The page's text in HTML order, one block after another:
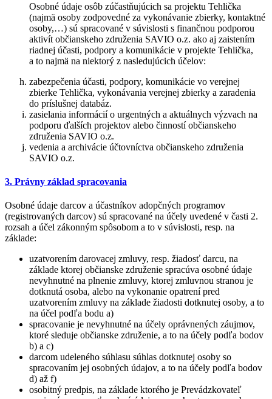
Osobné údaje osôb zúčastňujúcich sa projektu Tehlička
(najmä osoby zodpovedné za vykonávanie zbierky, kontaktné
osoby,…) sú spracované v súvislosti s finančnou podporou
aktivít občianskeho združenia SAVIO o.z. ako aj zaistením
riadnej účasti, podpory a komunikácie v projekte Tehlička,
a to najmä na niektorý z nasledujúcich účelov:
zabezpečenia účasti, podpory, komunikácie vo verejnej
zbierke Tehlička, vykonávania verejnej zbierky a zaradenia
do príslušnej databáz.
zasielania informácií o urgentných a aktuálnych výzvach na
podporu ďalších projektov alebo činností občianskeho
združenia SAVIO o.z.
vedenia a archivácie účtovníctva občianskeho združenia
SAVIO o.z.
3. Právny základ spracovania
Osobné údaje darcov a účastníkov adopčných programov
(registrovaných darcov) sú spracované na účely uvedené v časti 2.
rozsah a účel zákonným spôsobom a to v súvislosti, resp. na
základe:
uzatvorením darovacej zmluvy, resp. žiadosť darcu, na
základe ktorej občianske združenie spracúva osobné údaje
nevyhnutné na plnenie zmluvy, ktorej zmluvnou stranou je
dotknutá osoba, alebo na vykonanie opatrení pred
uzatvorením zmluvy na základe žiadosti dotknutej osoby, a to
na účel podľa bodu a)
spracovanie je nevyhnutné na účely oprávnených záujmov,
ktoré sleduje občianske združenie, a to na účely podľa bodov
b) a c)
darcom udeleného súhlasu súhlas dotknutej osoby so
spracovaním jej osobných údajov, a to na účely podľa bodov
d) až f)
osobitný predpis, na základe ktorého je Prevádzkovateľ